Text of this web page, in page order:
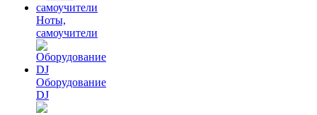
Ноты,
самоучители
Оборудование
DJ